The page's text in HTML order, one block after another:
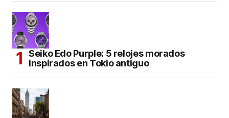
Seiko Edo Purple: 5 relojes morados
inspirados en Tokio antiguo